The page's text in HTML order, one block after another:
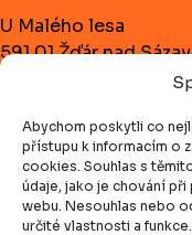
Abychom poskytli co
přístupu k informacím o
cookies. Souhlas s
údaje, jako je chování
webu. Nesouhlas nebo
určité vlastnosti a funkce.
U Malého lesa
591 01 Žďár nad
E-mail:
Navigace